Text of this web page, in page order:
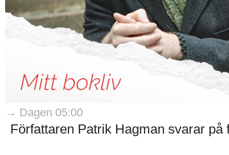
→ Dagen 05:00
Författaren Patrik Hagman svarar på